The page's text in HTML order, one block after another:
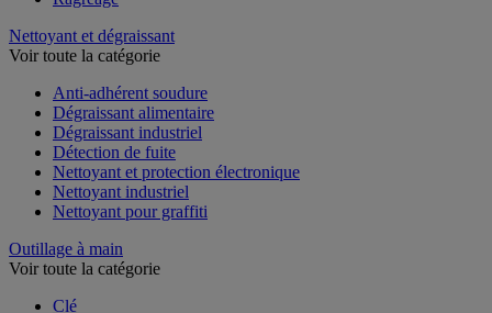
Nettoyant et dégraissant
Voir toute la catégorie
Anti-adhérent soudure
Dégraissant alimentaire
Dégraissant industriel
Détection de fuite
Nettoyant et protection électronique
Nettoyant industriel
Nettoyant pour graffiti
Outillage à main
Voir toute la catégorie
Clé